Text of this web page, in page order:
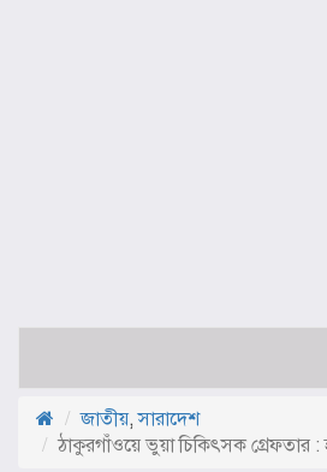
জাতীয়,সারাদেশ
ঠাকুরগাঁওয়ে ভুয়া চিকিৎসক গ্রেফতার :